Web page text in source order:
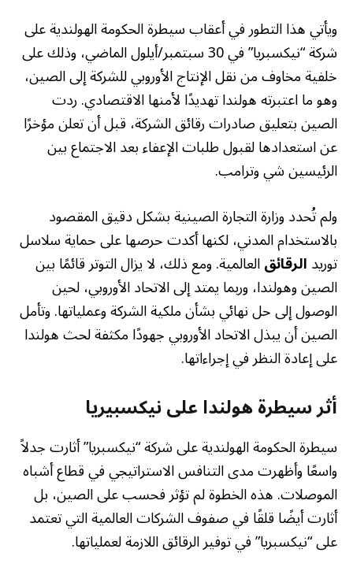
ويأتي هذا التطور في أعقاب سيطرة الحكومة الهولندية على
شركة “نيكسبريا” في 30 سبتمبر/أيلول الماضي، وذلك على
خلفية مخاوف من نقل الإنتاج الأوروبي للشركة إلى الصين،
وهو ما اعتبرته هولندا تهديدًا لأمنها الاقتصادي. ردت
الصين بتعليق صادرات رقائق الشركة، قبل أن تعلن مؤخرًا
عن استعدادها لقبول طلبات الإعفاء بعد الاجتماع بين
الرئيسين شي وترامب.
ولم تُحدد وزارة التجارة الصينية بشكل دقيق المقصود
بالاستخدام المدني، لكنها أكدت حرصها على حماية سلاسل
توريدالرقائقالعالمية. ومع ذلك، لا يزال التوتر قائمًا بين
الصين وهولندا، وربما يمتد إلى الاتحاد الأوروبي، لحين
الوصول إلى حل نهائي بشأن ملكية الشركة وعملياتها. وتأمل
الصين أن يبذل الاتحاد الأوروبي جهودًا مكثفة لحث هولندا
على إعادة النظر في إجراءاتها.
أثر سيطرة هولندا على نيكسبيريا
سيطرة الحكومة الهولندية على شركة “نيكسبريا” أثارت جدلاً
واسعًا وأظهرت مدى التنافس الاستراتيجي في قطاع أشباه
الموصلات. هذه الخطوة لم تؤثر فحسب على الصين، بل
أثارت أيضًا قلقًا في صفوف الشركات العالمية التي تعتمد
على “نيكسبريا” في توفير الرقائق اللازمة لعملياتها.